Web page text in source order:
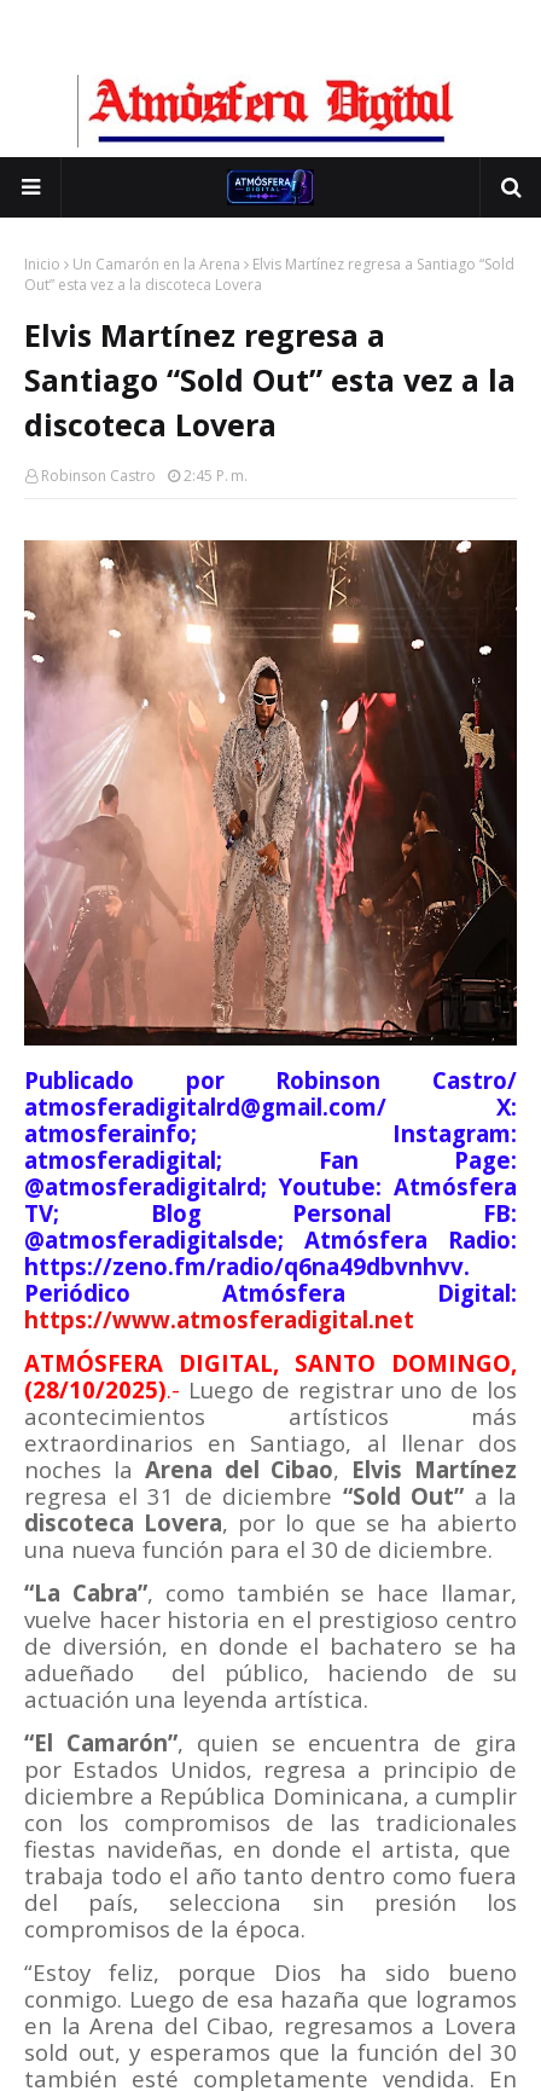
Inicio Un Camarón en la Arena
Elvis Martínez regresa a Santiago “Sold
Out” esta vez a la discoteca Lovera
Elvis Martínez regresa a
Santiago “Sold Out” esta vez a la
discoteca Lovera
Robinson Castro 2:45 P. M.
Publicado por Robinson Castro/
atmosferadigitalrd@gmail.com/ X:
atmosferainfo; Instagram:
atmosferadigital; Fan Page:
@atmosferadigitalrd; Youtube: Atmósfera
TV; Blog Personal FB:
@atmosferadigitalsde; Atmósfera Radio:
https://zeno.fm/radio/q6na49dbvnhvv.
Periódico Atmósfera Digital:
https://www.atmosferadigital.net
ATMÓSFERA DIGITAL, SANTO DOMINGO,
(28/10/2025).- Luego de registrar uno de los
acontecimientos artísticos más
extraordinarios en Santiago, al llenar dos
noches la Arena del Cibao, Elvis Martínez
regresa el 31 de diciembre “Sold Out” a la
discoteca Lovera, por lo que se ha abierto
una nueva función para el 30 de diciembre.
“La Cabra”, como también se hace llamar,
vuelve hacer historia en el prestigioso centro
de diversión, en donde el bachatero se ha
adueñado
del público, haciendo de su
actuación una leyenda artística.
“El Camarón”, quien se encuentra de gira
por Estados Unidos, regresa a principio de
diciembre a República Dominicana, a cumplir
con los compromisos de las tradicionales
fiestas navideñas, en donde el artista, que
trabaja todo el año tanto dentro como fuera
del país, selecciona sin presión los
compromisos de la época.
“Estoy feliz, porque Dios ha sido bueno
conmigo. Luego de esa hazaña que logramos
en la Arena del Cibao, regresamos a Lovera
sold out, y esperamos que la función del 30
también esté completamente vendida. En